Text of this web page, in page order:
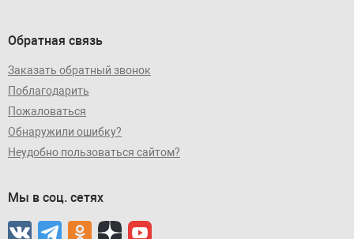
Обратная связь
Заказать обратный звонок
Поблагодарить
Пожаловаться
Обнаружили ошибку?
Неудобно пользоваться сайтом?
Мы в соц. сетях